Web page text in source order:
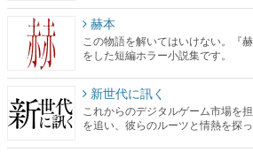
赫本
この物語を解いてはいけない。『
をした短編ホラー小説集です。
新世代に訊く
これからのデジタルゲーム市場を
を追い、彼らのルーツと情熱を探っ